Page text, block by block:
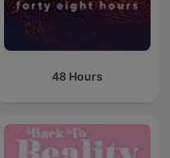
48 Hours